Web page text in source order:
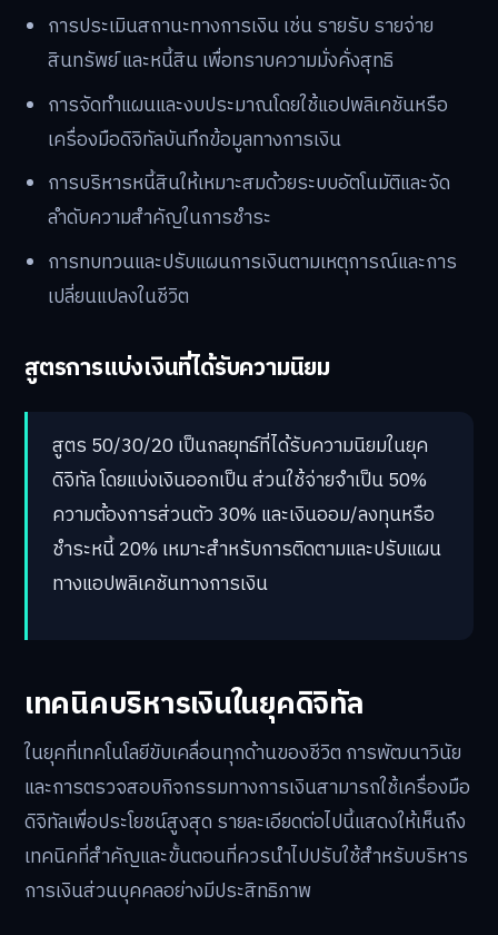
การประเมินสถานะทางการเงิน เช่น รายรับ รายจ่าย
สินทรัพย์ และหนี้สิน เพื่อทราบความมั่งคั่งสุทธิ
การจัดทำแผนและงบประมาณโดยใช้แอปพลิเคชันหรือ
เครื่องมือดิจิทัลบันทึกข้อมูลทางการเงิน
การบริหารหนี้สินให้เหมาะสมด้วยระบบอัตโนมัติและจัด
ลำดับความสำคัญในการชำระ
การทบทวนและปรับแผนการเงินตามเหตุการณ์และการ
เปลี่ยนแปลงในชีวิต
สูตรการแบ่งเงินที่ได้รับความนิยม
สูตร 50/30/20 เป็นกลยุทธ์ที่ได้รับความนิยมในยุค
ดิจิทัล โดยแบ่งเงินออกเป็น ส่วนใช้จ่ายจำเป็น 50%
ความต้องการส่วนตัว 30% และเงินออม/ลงทุนหรือ
ชำระหนี้ 20% เหมาะสำหรับการติดตามและปรับแผน
ทางแอปพลิเคชันทางการเงิน
เทคนิคบริหารเงินในยุคดิจิทัล
ในยุคที่เทคโนโลยีขับเคลื่อนทุกด้านของชีวิต การพัฒนาวินัย
และการตรวจสอบกิจกรรมทางการเงินสามารถใช้เครื่องมือ
ดิจิทัลเพื่อประโยชน์สูงสุด รายละเอียดต่อไปนี้แสดงให้เห็นถึง
เทคนิคที่สำคัญและขั้นตอนที่ควรนำไปปรับใช้สำหรับบริหาร
การเงินส่วนบุคคลอย่างมีประสิทธิภาพ